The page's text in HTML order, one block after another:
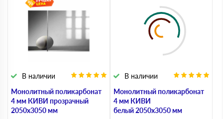
Монолитный поликарбонат
4 мм КИВИ прозрачный
2050х3050 мм
В наличии
Монолитный поликарбонат
4 мм КИВИ
белый 2050х3050 мм
В наличии